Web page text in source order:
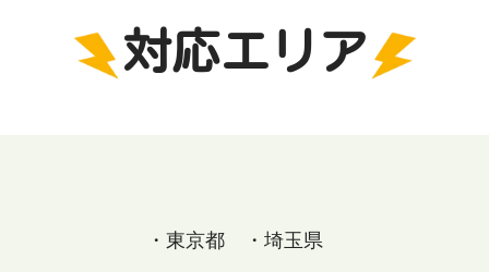
対応エリア
・東京都 ・埼玉県